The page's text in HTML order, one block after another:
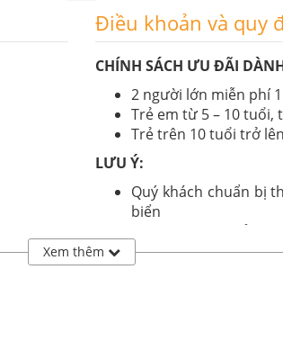
Điều khoản và quy
CHÍNH SÁCH ƯU ĐÃI
2 người lớn miễn phí
Trẻ em từ 5 – 10 tuổi,
Trẻ trên 10 tuổi trở
LƯU Ý:
Quý khách chuẩn bị
biển
Cung cấp đầy đủ
hiểm
Lưu ý khi có trẻ em,
Xem thêm